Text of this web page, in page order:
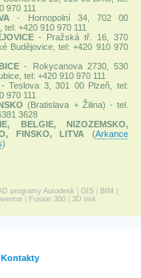
970 111
- Hornopolní 34, 702 00
tel: +420 910 970 111
- Pražská tř. 16, 370
Budějovice, tel: +420 910 970
- Rokycanova 2730, 530
tel: +420 910 970 111
- Teslova 3, 301 00 Plzeň, tel:
970 111
(Bratislava + Žilina) - tel.
3628
BELGIE, NIZOZEMSKO,
FINSKO, LITVA
(Arkance
)
programy Autodesk GIS BIM
| Fusion 360| 3D tisk
Kontakty